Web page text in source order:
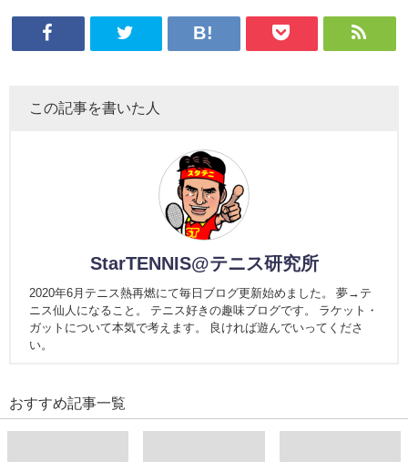
この記事を書いた人
StarTENNIS@テニス研究所
2020年6月テニス熱再燃にて毎日ブログ更新始めました。 夢→テ
ニス仙人になること。 テニス好きの趣味ブログです。 ラケット・
ガットについて本気で考えます。 良ければ遊んでいってくださ
い。
おすすめ記事一覧